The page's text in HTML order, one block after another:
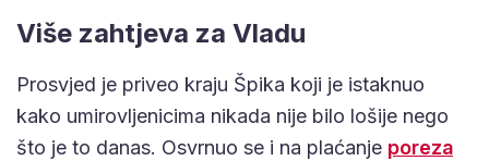
Više zahtjeva za Vladu
Prosvjed je priveo kraju Špika koji je istaknuo
kako umirovljenicima nikada nije bilo lošije nego
što je to danas. Osvrnuo se i na plaćanje poreza